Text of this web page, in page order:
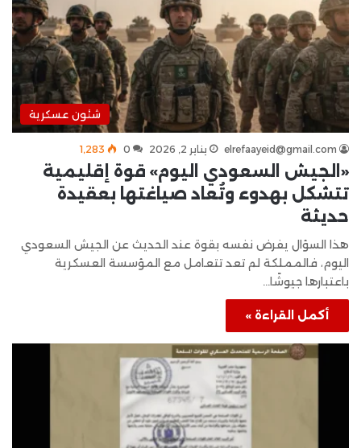
شئون عسكرية
elrefaayeid@gmail.com يناير 2, 2026 0 1٬283
«الجيش السعودي اليوم» قوة إقليمية
تتشكل بهدوء وتُعاد صياغتها بعقيدة
حديثة
هذا السؤال يفرض نفسه بقوة عند الحديث عن الجيش السعودي
اليوم، فالمملكة لم تعد تتعامل مع المؤسسة العسكرية
باعتبارها جيوشًا…
أكمل القراءة »